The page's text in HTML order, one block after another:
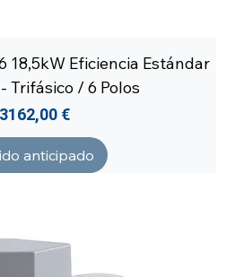
18,5kW Eficiencia Estándar
Trifásico / 6 Polos
Precio
3162,00 €
anticipado